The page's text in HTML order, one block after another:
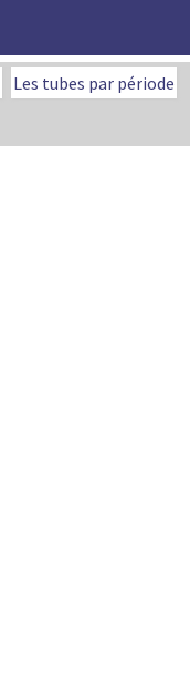
Les tubes par période